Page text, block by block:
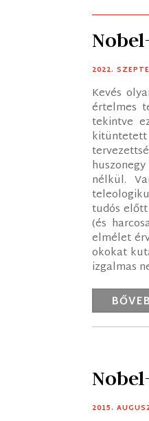
2022.
Kevés
értelmes
tekintve
nélkül.
tudós
(és
elmélet
okokat
izgalmas
2015.